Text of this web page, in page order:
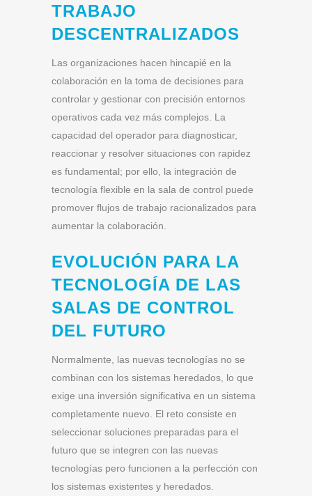
TRABAJO
DESCENTRALIZADOS
Las organizaciones hacen hincapié en la
colaboración en la toma de decisiones para
controlar y gestionar con precisión entornos
operativos cada vez más complejos. La
capacidad del operador para diagnosticar,
reaccionar y resolver situaciones con rapidez
es fundamental; por ello, la integración de
tecnología flexible en la sala de control puede
promover flujos de trabajo racionalizados para
aumentar la colaboración.
EVOLUCIÓN PARA LA
TECNOLOGÍA DE LAS
SALAS DE CONTROL
DEL FUTURO
Normalmente, las nuevas tecnologías no se
combinan con los sistemas heredados, lo que
exige una inversión significativa en un sistema
completamente nuevo. El reto consiste en
seleccionar soluciones preparadas para el
futuro que se integren con las nuevas
tecnologías pero funcionen a la perfección con
los sistemas existentes y heredados.